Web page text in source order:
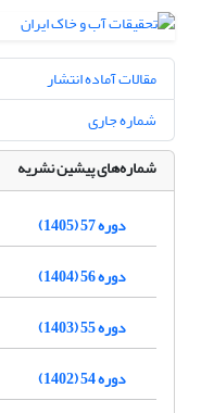
مقالات آماده انتشار
شماره جاری
شماره‌های پیشین نشریه
دوره 57 (1405)
دوره 56 (1404)
دوره 55 (1403)
دوره 54 (1402)